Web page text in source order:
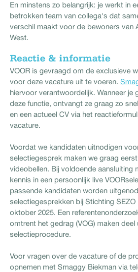
En minstens zo belangrijk: je werkt in
betrokken team van collega's dat
verschil maakt voor de bewoners van
West.
Reactie & informatie
VOOR is gevraagd om de exclusieve
voor deze vacature uit te voeren.
hiervoor verantwoordelijk. Wanneer je
deze functie, ontvangt ze graag zo
en een actueel CV via het
vacature.
Voordat we kandidaten uitnodigen
selectiegesprek maken we graag
videobellen. Bij voldoende aansluiting
kennis in een persoonlijk live
passende kandidaten worden
selectiegesprekken bij Stichting
oktober 2025. Een
omtrent het gedrag (VOG) maken deel
selectieprocedure.
Voor vragen over de vacature of de
opnemen met Smaggy Biekman via